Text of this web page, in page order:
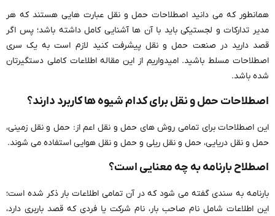
همانطور که می دانید اصطلاحات حمل و نقل عبارت هایی هستند که هر
مدیر تدارکات و لجستیکی باید با آن ها آشنایی کامل داشته باشد؛ پس اگر
قصد دارید در صنعت حمل و نقل پیشرفت کنید لازم است به یک سری
اصطلاحات مسلط باشید. امیدواریم از این مقاله اطلاعات کاملی دستگیرتان
شده باشد.
اصطلاحات حمل و نقل برای کدام شیوه ها کاربرد دارند؟
این اصطلاحات برای تمامی روش های حمل و نقل اعم از: حمل و نقل زمینی،
حمل و نقل دریایی، حمل و نقل ریلی و حمل و نقل هوایی استفاده می شوند.
اصطلاح بارنامه به چه معنایی است؟
بارنامه به سندی گفته می شود که در آن تمامی اطلاعات بار ذکر شده است؛
این اطلاعات شامل نام صاحب بار، نام شرکت یا فردی که قصد باربری دارد،